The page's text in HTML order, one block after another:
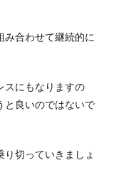
み合わせて継続的に
スにもなりますの
と良いのではないで
り切っていきましょ